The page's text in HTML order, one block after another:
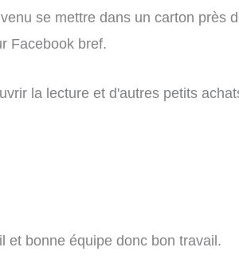
se mettre dans un carton près
Facebook bref.
la lecture et d'autres petits
et bonne équipe donc bon travail.